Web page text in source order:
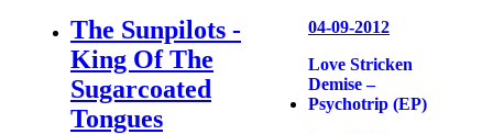
The Sunpilots -
King Of The
Sugarcoated
Tongues
04-09-2012
Love Stricken
Demise –
Psychotrip (EP)